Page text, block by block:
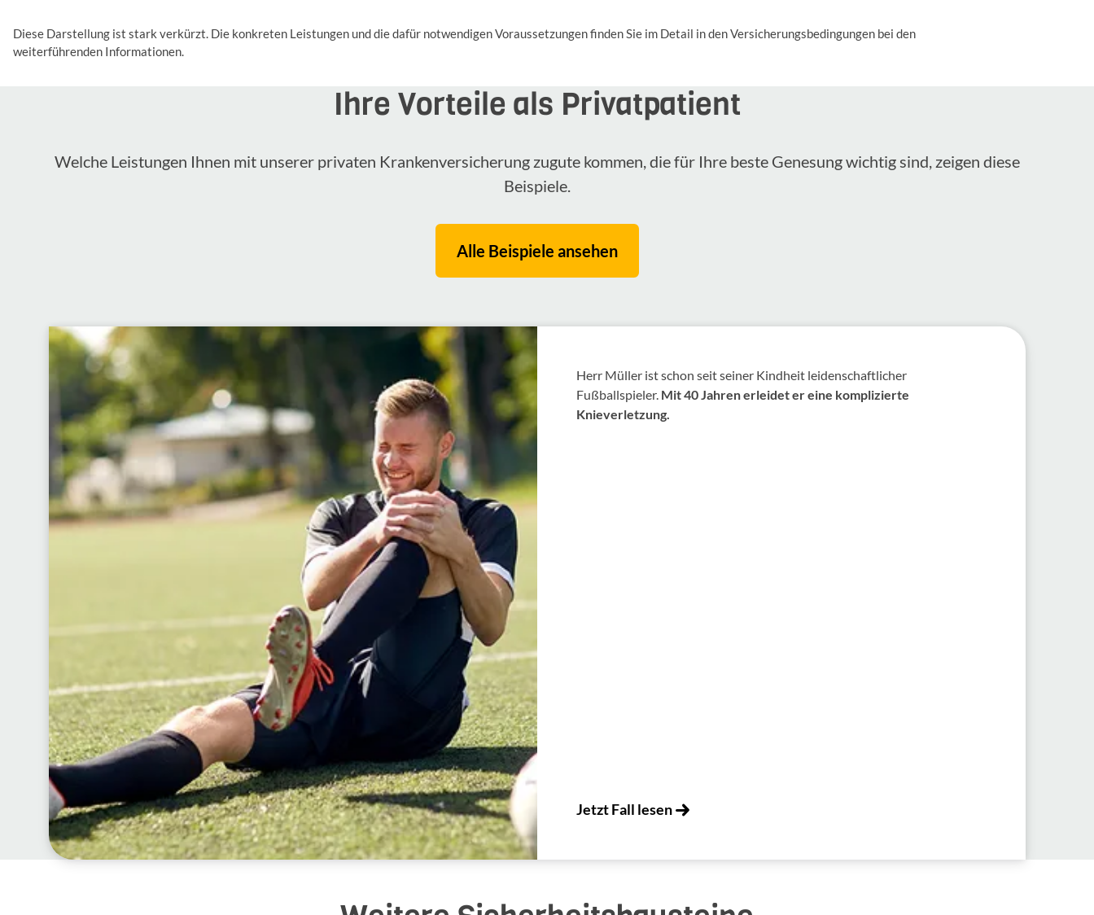
Diese Darstellung ist stark verkürzt. Die konkreten Leistungen und die dafür notwendigen Voraussetzungen finden Sie im Detail in den Versicherungsbedingungen bei den
weiterführenden Informationen.
Ihre Vorteile als Privatpatient
Welche Leistungen Ihnen mit unserer privaten Krankenversicherung zugute kommen, die für Ihre beste Genesung wichtig sind, zeigen diese
Beispiele.
Alle Beispiele ansehen
Herr Müller ist schon seit seiner Kindheit leidenschaftlicher
Fußballspieler. Mit 40 Jahren erleidet er eine komplizierte
Knieverletzung.
Jetzt Fall lesen